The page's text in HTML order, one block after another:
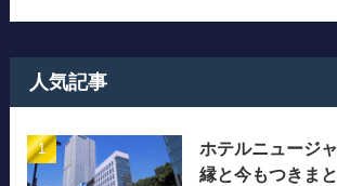
人気記事
ホテルニュージ
縁と今もつきま